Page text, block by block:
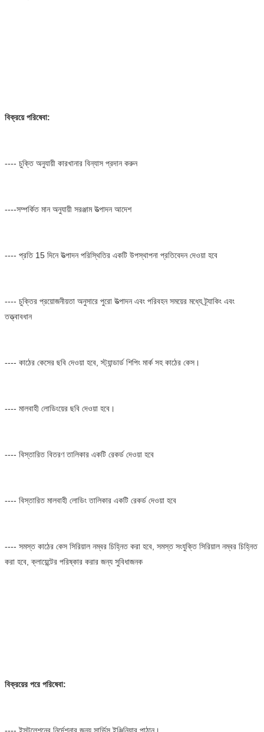
বিক্রয়ে পরিষেবা:
---- চুক্তি অনুযায়ী কারখানার বিন্যাস প্রদান করুন
----সম্পর্কিত মান অনুযায়ী সরঞ্জাম উত্পাদন আদেশ
---- প্রতি 15 দিনে উত্পাদন পরিস্থিতির একটি উপস্থাপনা প্রতিবেদন দেওয়া হবে
---- চুক্তির প্রয়োজনীয়তা অনুসারে পুরো উত্পাদন এবং পরিবহন সময়ের মধ্যে ট্র্যাকিং এবং
তত্ত্বাবধান
---- কাঠের কেসের ছবি দেওয়া হবে, স্ট্যান্ডার্ড শিপিং মার্ক সহ কাঠের কেস।
---- মালবাহী লোডিংয়ের ছবি দেওয়া হবে।
---- বিস্তারিত বিতরণ তালিকার একটি রেকর্ড দেওয়া হবে
---- বিস্তারিত মালবাহী লোডিং তালিকার একটি রেকর্ড দেওয়া হবে
---- সমস্ত কাঠের কেস সিরিয়াল নম্বর চিহ্নিত করা হবে, সমস্ত সংযুক্তি সিরিয়াল নম্বর চিহ্নিত
করা হবে, ক্লায়েন্টের পরিষ্কার করার জন্য সুবিধাজনক
বিক্রয়ের পরে পরিষেবা: